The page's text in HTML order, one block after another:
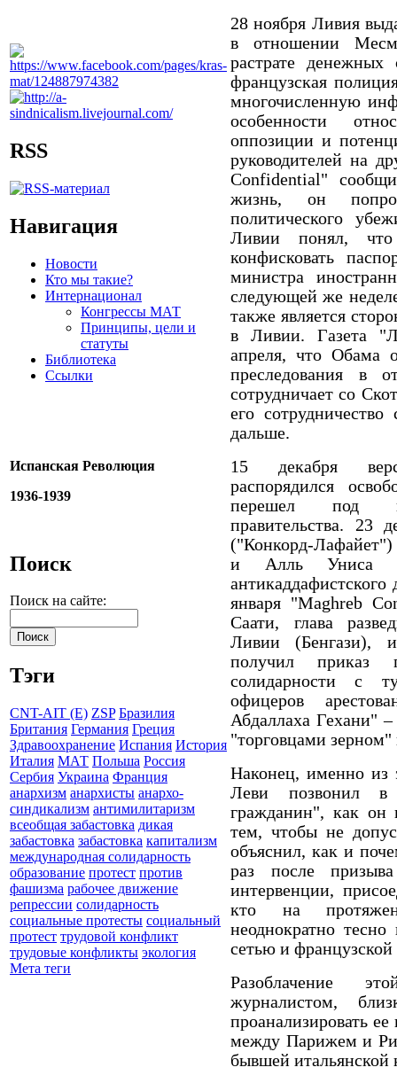
RSS
Навигация
Новости
Кто мы такие?
Интернационал
Конгрессы МАТ
Принципы, цели и
статуты
Библиотека
Ссылки
Испанская Революция
1936-1939
Поиск
Поиск на сайте:
Тэги
CNT-AIT (E) ZSP Бразилия
Британия Германия Греция
Здравоохранение Испания История
Италия МАТ Польша Россия
Сербия Украина Франция
анархизм анархисты анархо-
синдикализм антимилитаризм
всеобщая забастовка дикая
забастовка забастовка капитализм
международная солидарность
образование протест против
фашизма рабочее движение
репрессии солидарность
социальные протесты социальный
протест трудовой конфликт
трудовые конфликты экология
Мета теги
28 ноября Ливия
в отношении
растрате
французская
многочисленную
особенности
оппозиции и
руководителей на
Confidential"
жизнь, он
политического
Ливии понял, что
конфисковать
министра
следующей же
также является
в Ливии. Газета
апреля, что Обама
преследования в
сотрудничает со
его
дальше.
15 декабря
распорядился
перешел под
правительства. 23
("Конкорд-
и Алль Униса
января "Maghreb
Саати, глава
Ливии (Бенгази),
получил приказ
солидарности с
офицеров
Абдаллаха Гехани" –
"торговцами зерном"
Наконец, именно из
Леви позвонил
гражданин", как он
тем, чтобы не
объяснил, как и
раз после
интервенции,
кто на
неоднократно тесно
сетью и французской
Разоблачение
журналистом,
проанализировать
между Парижем и
бывшей итальянской